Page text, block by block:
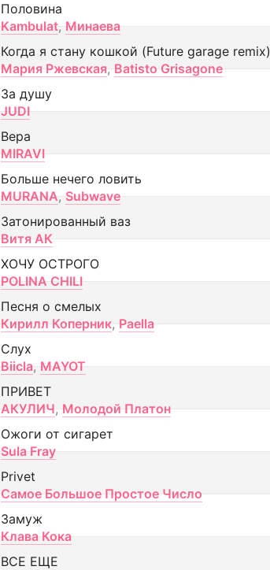
Половина
Kambulat, Минаева
Когда я стану кошкой (Future garage remix)
Мария Ржевская, Batisto Grisagone
За душу
JUDI
Вера
MIRAVI
Больше нечего ловить
MURANA, Subwave
Затонированный ваз
Витя АК
ХОЧУ ОСТРОГО
POLINA CHILI
Песня о смелых
Кирилл Коперник, Paella
Слух
Biicla, MAYOT
ПРИВЕТ
АКУЛИЧ, Молодой Платон
Ожоги от сигарет
Sula Fray
Privet
Самое Большое Простое Число
Замуж
Клава Кока
ВСЕ ЕЩЕ